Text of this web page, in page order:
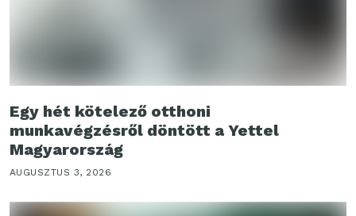
Egy hét kötelező otthoni
munkavégzésről döntött a Yettel
Magyarország
AUGUSZTUS 3, 2026